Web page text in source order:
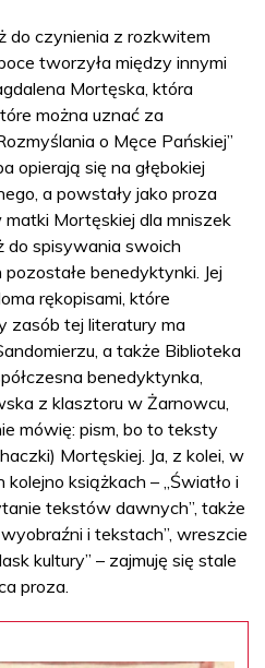
do czynienia z rozkwitem
tworzyła między innymi
Mortęska, która
można uznać za
o Męce Pańskiej”
opierają się na głębokiej
a powstały jako proza
Mortęskiej dla mniszek
do spisywania swoich
benedyktynki. Jej
rękopisami, które
zasób tej literatury ma
a także Biblioteka
benedyktynka,
z klasztoru w Żarnowcu,
mówię: pism, bo to teksty
Mortęskiej. Ja, z kolei, w
książkach – „Światło i
tekstów dawnych”, także
i tekstach”, wreszcie
kultury” – zajmuję się stale
proza.